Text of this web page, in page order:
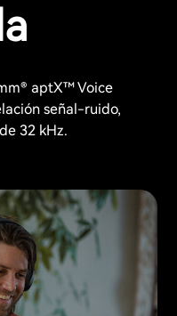
aptX™ Voice
señal-ruido,
32 kHz.